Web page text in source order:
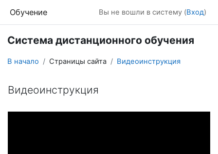
Обучение Вы не вошли в систему (Вход)
Система дистанционного обучения
В начало Страницы сайта Видеоинструкция
Видеоинструкция